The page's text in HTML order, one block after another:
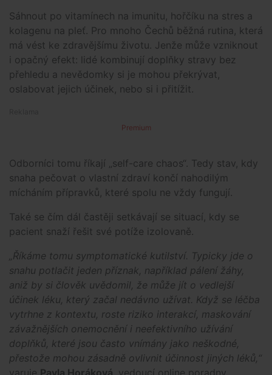
Sáhnout po vitamínech na imunitu, hořčíku na stres a
kolagenu na pleť. Pro mnoho Čechů běžná rutina, která
má vést ke zdravějšímu životu. Jenže může vzniknout
i opačný efekt: lidé kombinují doplňky stravy bez
přehledu a nevědomky si je mohou překrývat,
oslabovat jejich účinek, nebo si i přitížit.
Premium
Odborníci tomu říkají „self-care chaos“. Tedy stav, kdy
snaha pečovat o vlastní zdraví končí nahodilým
mícháním přípravků, které spolu ne vždy fungují.
Také se čím dál častěji setkávají se situací, kdy se
pacient snaží řešit své potíže izolovaně.
„Říkáme tomu symptomatické kutilství. Typicky jde o
snahu potlačit jeden příznak, například pálení žáhy,
aniž by si člověk uvědomil, že může jít o vedlejší
účinek léku, který začal nedávno užívat. Když se léčba
vytrhne z kontextu, roste riziko interakcí, maskování
závažnějších onemocnění i neefektivního užívání
doplňků, které jsou často vnímány jako neškodné,
přestože mohou zásadně ovlivnit účinnost jiných léků,“
varuje Pavla Horáková , vedoucí online poradny